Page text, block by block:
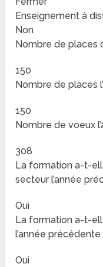
Enseignement à
Non
Nombre de places
150
Nombre de places
150
Nombre de voeux
308
La formation a-t-
secteur l’année
Oui
La formation a-t-
l’année précédente
Oui